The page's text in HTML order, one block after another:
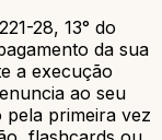
28, 13° do
da sua
a execução
ao seu
pela primeira vez